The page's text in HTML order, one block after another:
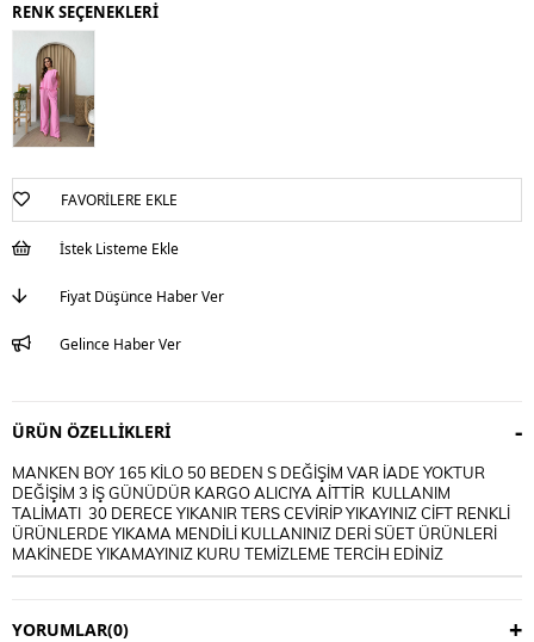
RENK SEÇENEKLERİ
FAVORILERE EKLE
İstek Listeme Ekle
Fiyat Düşünce Haber Ver
Gelince Haber Ver
ÜRÜN ÖZELLIKLERI
MANKEN BOY 165 KİLO 50 BEDEN S DEĞİŞİM VAR İADE YOKTUR
DEĞİŞİM 3 İŞ GÜNÜDÜR KARGO ALICIYA AİTTİR KULLANIM
TALİMATI 30 DERECE YIKANIR TERS CEVİRİP YIKAYINIZ CİFT RENKLİ
ÜRÜNLERDE YIKAMA MENDİLİ KULLANINIZ DERİ SÜET ÜRÜNLERİ
MAKİNEDE YIKAMAYINIZ KURU TEMİZLEME TERCİH EDİNİZ
YORUMLAR(0)